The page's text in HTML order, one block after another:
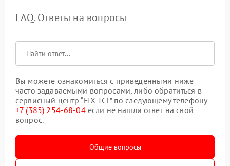
FAQ. Ответы на вопросы
Вы можете ознакомиться с приведенными ниже
часто задаваемыми вопросами, либо обратиться в
сервисный центр “FIX-TCL” по следующему телефону
+7 (385) 254-68-04если не нашли ответ на свой
вопрос.
Общие вопросы